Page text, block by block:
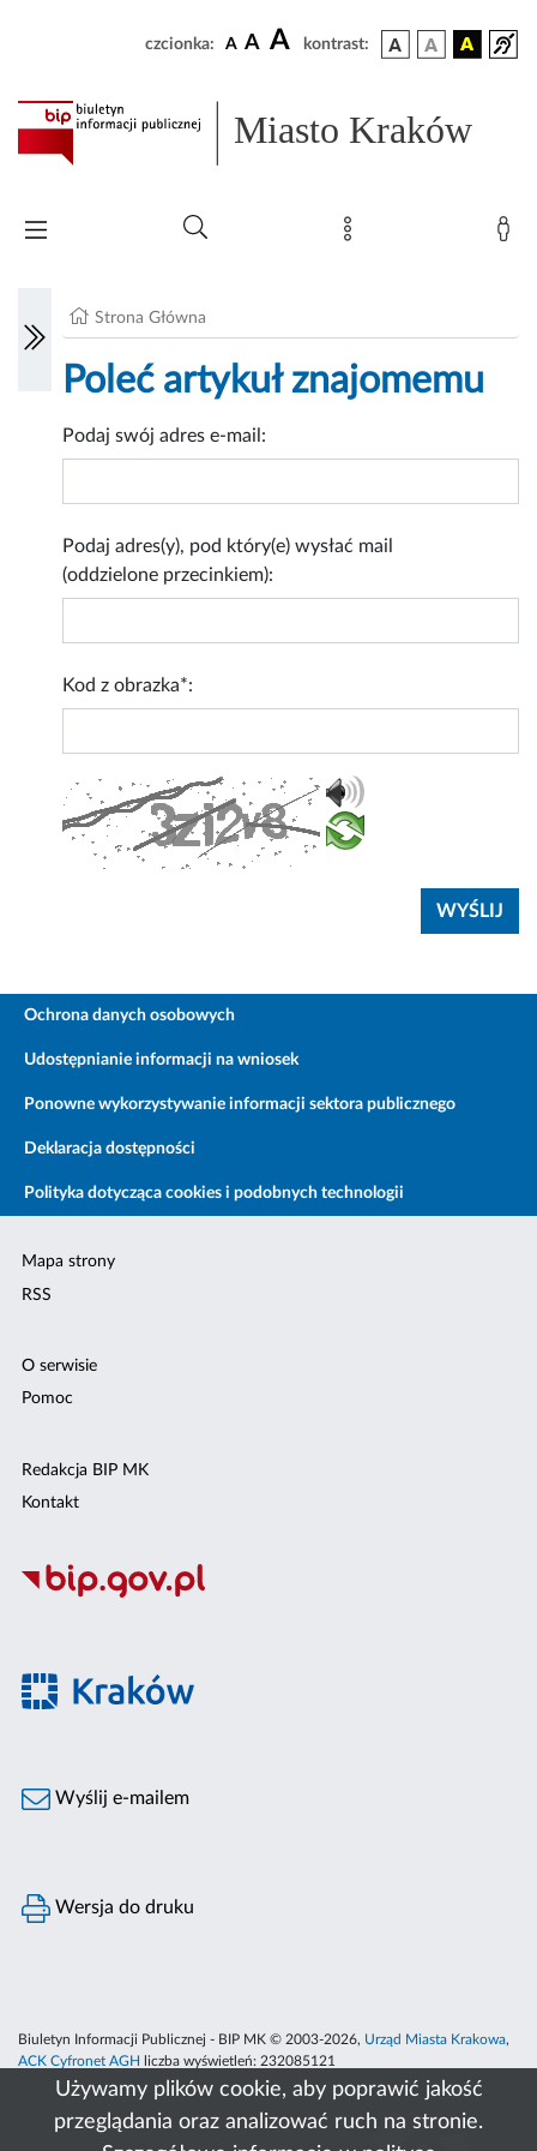
Używamy plików cookie, aby poprawić jakość
przeglądania oraz analizować ruch na stronie.
czcionka: A A A kontrast:
Miasto Kraków
Strona Główna
Poleć artykuł znajomemu
Podaj swój adres e-mail:
Podaj adres(y), pod który(e) wysłać mail
(oddzielone przecinkiem):
Kod z obrazka*:
Ochrona danych osobowych
Udostępnianie informacji na wniosek
Ponowne wykorzystywanie informacji sektora publicznego
Deklaracja dostępności
Polityka dotycząca cookies i podobnych technologii
Mapa strony
RSS
O serwisie
Pomoc
Redakcja BIP MK
Kontakt
Wyślij e-mailem
Wersja do druku
Biuletyn Informacji Publicznej - BIP MK © 2003-2026, Urząd Miasta Krakowa,
ACK Cyfronet AGH
liczba wyświetleń: 232085121